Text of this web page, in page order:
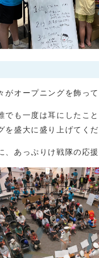
オープニングを飾って
も一度は耳にしたこ
盛大に盛り上げてくだ
あっぷりけ戦隊の応援